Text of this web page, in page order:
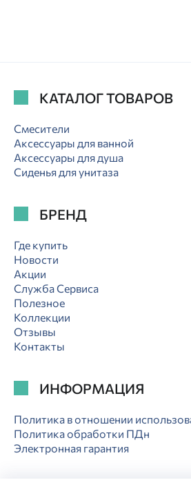
КАТАЛОГ ТОВАРОВ
Смесители
Аксессуары для ванной
Аксессуары для душа
Сиденья для унитаза
БРЕНД
Где купить
Новости
Акции
Служба Сервиса
Полезное
Коллекции
Отзывы
Контакты
ИНФОРМАЦИЯ
Политика в отношении
Политика обработки ПДн
Электронная гарантия